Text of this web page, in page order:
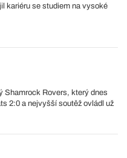
kariéru se studiem na vysoké
Shamrock Rovers, který dnes
2:0 a nejvyšší soutěž ovládl už